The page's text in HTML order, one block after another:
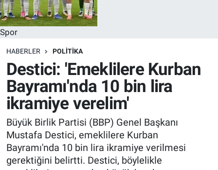
Spor
HABERLER POLITIKA
Destici: 'Emeklilere Kurban
Bayramı'nda 10 bin lira
ikramiye verelim'
Büyük Birlik Partisi (BBP) Genel Başkanı
Mustafa Destici, emeklilere Kurban
Bayramı'nda 10 bin lira ikramiye verilmesi
gerektiğini belirtti. Destici, böylelikle